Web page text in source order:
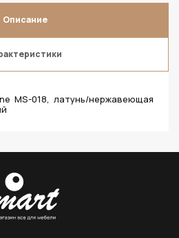
Описание
MS-018, латунь/нержавеющая